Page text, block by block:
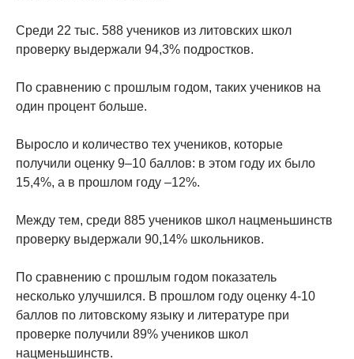
Среди 22 тыс. 588 учеников из литовских школ
проверку выдержали 94,3% подростков.
По сравнению с прошлым годом, таких учеников на
один процент больше.
Выросло и количество тех учеников, которые
получили оценку 9–10 баллов: в этом году их было
15,4%, а в прошлом году –12%.
Между тем, среди 885 учеников школ нацменьшинств
проверку выдержали 90,14% школьников.
По сравнению с прошлым годом показатель
несколько улучшился. В прошлом году оценку 4-10
баллов по литовскому языку и литературе при
проверке получили 89% учеников школ
нацменьшинств.